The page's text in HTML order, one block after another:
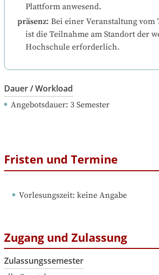
Plattform anwesend.
präsenz: Bei einer Veranstaltung vom
ist die Teilnahme am Standort der
Hochschule erforderlich.
Dauer / Workload
Angebotsdauer: 3 Semester
Fristen und Termine
Vorlesungszeit: keine Angabe
Zugang und Zulassung
Zulassungssemester